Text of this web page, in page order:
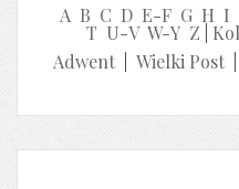
A B C D E-F G H I
T U-V W-Y Z
Adwent| Wielki Post|